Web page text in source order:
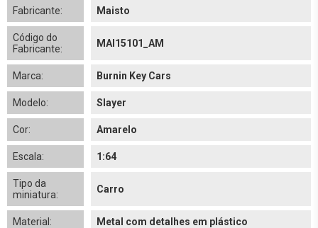
Fabricante: Maisto
Código do
Fabricante:
MAI15101_AM
Marca: Burnin Key Cars
Modelo: Slayer
Cor: Amarelo
Escala: 1:64
Tipo da
miniatura:
Carro
Material: Metal com detalhes em plástico